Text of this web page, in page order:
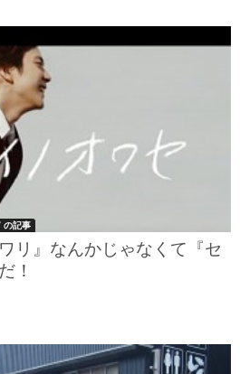
の記事
リ』なんかじゃなくて『セ
！